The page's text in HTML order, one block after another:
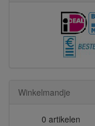
Winkelmandje
0 artikelen